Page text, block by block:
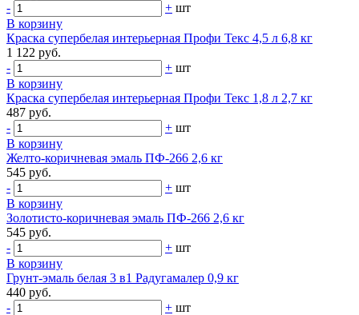
-
+ шт
В корзину
Краска супербелая интерьерная Профи Текс 4,5 л 6,8 кг
1 122 руб.
-
+ шт
В корзину
Краска супербелая интерьерная Профи Текс 1,8 л 2,7 кг
487 руб.
-
+ шт
В корзину
Желто-коричневая эмаль ПФ-266 2,6 кг
545 руб.
-
+ шт
В корзину
Золотисто-коричневая эмаль ПФ-266 2,6 кг
545 руб.
-
+ шт
В корзину
Грунт-эмаль белая 3 в1 Радугамалер 0,9 кг
440 руб.
-
+ шт